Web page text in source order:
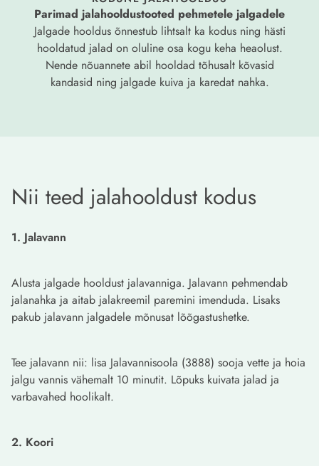
Parimad jalahooldustooted pehmetele jalgadele
Jalgade hooldus õnnestub lihtsalt ka kodus ning hästi
hooldatud jalad on oluline osa kogu keha heaolust.
Nende nõuannete abil hooldad tõhusalt kõvasid
kandasid ning jalgade kuiva ja karedat nahka.
Nii teed jalahooldust kodus
1. Jalavann
Alusta jalgade hooldust jalavanniga. Jalavann pehmendab
jalanahka ja aitab jalakreemil paremini imenduda. Lisaks
pakub jalavann jalgadele mõnusat lõõgastushetke.
Tee jalavann nii: lisa Jalavannisoola (3888) sooja vette ja hoia
jalgu vannis vähemalt 10 minutit. Lõpuks kuivata jalad ja
varbavahed hoolikalt.
2. Koori